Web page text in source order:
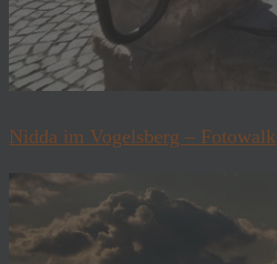
Nidda im Vogelsberg – Fotowalk